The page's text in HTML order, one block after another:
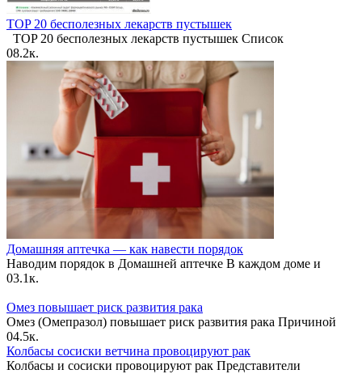
TOP 20 бесполезных лекарств пустышек
TOP 20 бесполезных лекарств пустышек Список
08.2к.
Домашняя аптечка — как навести порядок
Наводим порядок в Домашней аптечке В каждом доме и
03.1к.
Омез повышает риск развития рака
Омез (Омепразол) повышает риск развития рака Причиной
04.5к.
Колбасы сосиски ветчина провоцируют рак
Колбасы и сосиски провоцируют рак Представители